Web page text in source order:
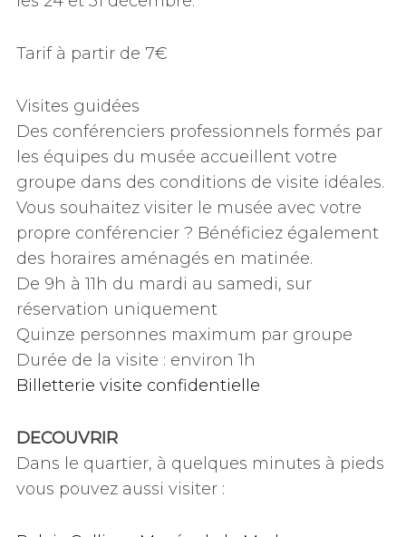
Tarif à partir de 7€
Visites guidées
Des conférenciers professionnels formés par
les équipes du musée accueillent votre
groupe dans des conditions de visite idéales.
Vous souhaitez visiter le musée avec votre
propre conférencier ? Bénéficiez également
des horaires aménagés en matinée.
De 9h à 11h du mardi au samedi, sur
réservation uniquement
Quinze personnes maximum par groupe
Durée de la visite : environ 1h
Billetterie visite confidentielle
DECOUVRIR
Dans le quartier, à quelques minutes à pieds
vous pouvez aussi visiter :